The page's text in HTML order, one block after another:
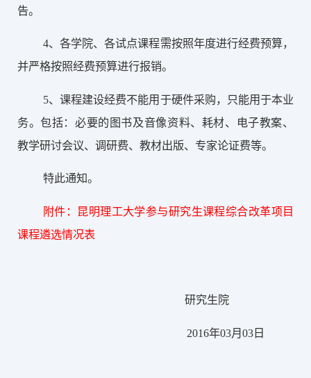
告。
4、各学院、各试点课程需按照年度进行经费预算，
并严格按照经费预算进行报销。
5、课程建设经费不能用于硬件采购，只能用于本业
务。包括：必要的图书及音像资料、耗材、电子教案、
教学研讨会议、调研费、教材出版、专家论证费等。
特此通知。
附件：昆明理工大学参与研究生课程综合改革项目
课程遴选情况表
研究生院
2016年03月03日